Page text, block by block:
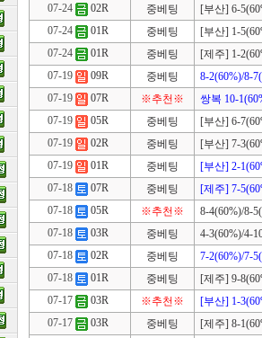
07-24
02R 중베팅
[부산] 6-
07-24
01R 중베팅
[부산] 1-
07-24
01R 중베팅
[제주] 1-
07-19
09R 중베팅
8-2(60%)/8-
07-19
07R ※추천※
쌍복 10-
07-19
05R 중베팅
[부산] 6-
07-19
02R 중베팅
[부산] 7-
07-19
01R 중베팅
[부산] 2-
07-18
07R 중베팅
[제주] 7-
07-18
05R ※추천※
8-4(60%)/8-
07-18
03R 중베팅
4-3(60%)/4-
07-18
02R 중베팅
7-2(60%)/7-
07-18
01R 중베팅
[제주] 9-
07-17
03R ※추천※
[부산] 1-
07-17
03R 중베팅
[제주] 8-